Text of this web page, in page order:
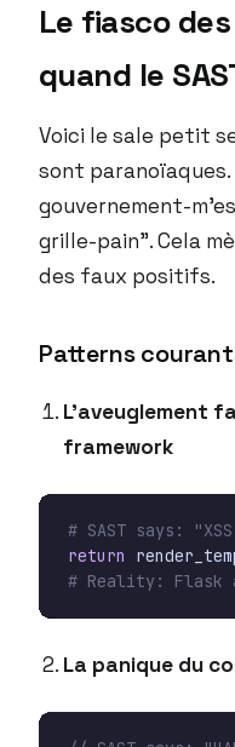
Le fiasco
quand le
Voici le sale petit
sont paranoïaques.
gouvernement-
grille-pain”. Cela
des faux positifs.
Patterns
L’aveuglement
framework
# SAST says:
return
# Reality: Flask
La panique du